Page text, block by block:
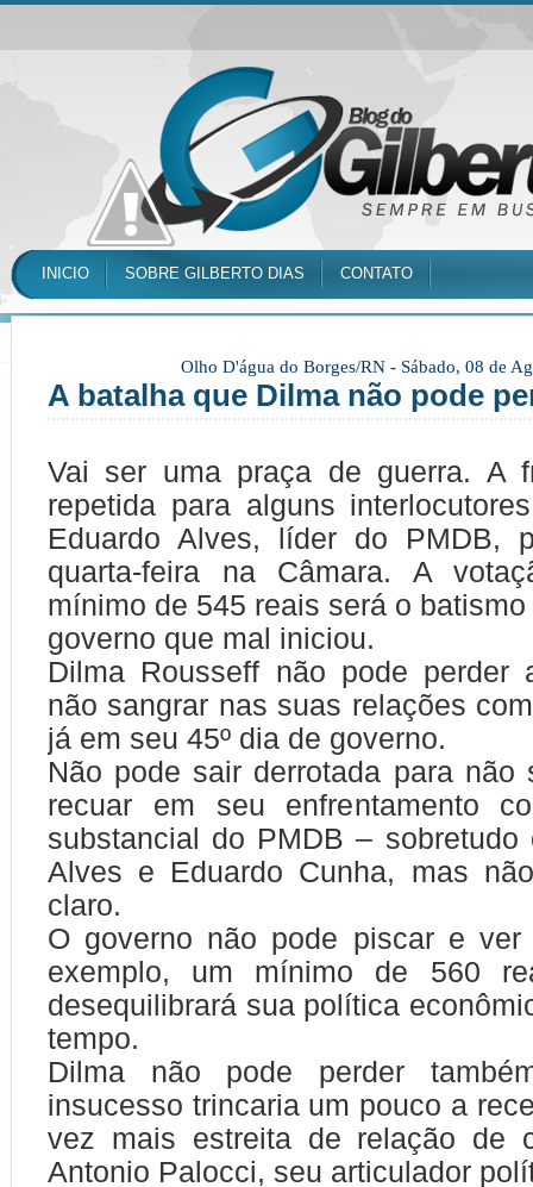
INICIO SOBRE GILBERTO DIAS CONTATO
Olho D'água do Borges/RN - Sábado, 08 de
A batalha que Dilma não pode
Vai ser uma praça de guerra. A
repetida para alguns
Eduardo Alves, líder do PMDB,
quarta-feira na Câmara. A
mínimo de 545 reais será o
governo que mal iniciou.
Dilma Rousseff não pode perder
não sangrar nas suas relações
já em seu 45º dia de governo.
Não pode sair derrotada para não
recuar em seu enfrentamento
substancial do PMDB – sobretudo
Alves e Eduardo Cunha, mas
claro.
O governo não pode piscar e ver
exemplo, um mínimo de 560
desequilibrará sua política
tempo.
Dilma não pode perder
insucesso trincaria um pouco a
vez mais estreita de relação de
Antonio Palocci, seu articulador